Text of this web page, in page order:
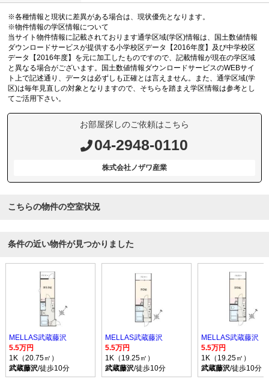
※各種情報と現状に差異がある場合は、現状優先となります。
※物件情報の学区情報について
当サイト物件情報に記載されております通学区域(学区)情報は、国土数値情報
ダウンロードサービスが提供する小学校区データ【2016年度】及び中学校区
データ【2016年度】を元に加工したものですので、記載情報が現在の学区域
と異なる場合がございます。国土数値情報ダウンロードサービスのWEBサイ
ト上で記述通り、データは必ずしも正確とは言えません。また、通学区域(学
区)は毎年見直しの対象となりますので、そちらを踏まえ学区情報は参考とし
てご活用下さい。
お部屋探しのご依頼はこちら
04-2948-0110
株式会社ノザワ産業
こちらの物件の空室状況
条件の近い物件が見つかりました
MELLAS武蔵藤沢
5.5万円
1K（20.75㎡）
武蔵藤沢/徒歩10分
MELLAS武蔵藤沢
5.5万円
1K（19.25㎡）
武蔵藤沢/徒歩10分
MELLAS武蔵藤沢
5.5万円
1K（19.25㎡）
武蔵藤沢/徒歩10分